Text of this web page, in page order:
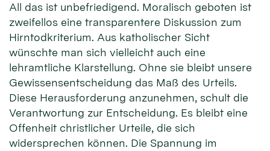
All das ist unbefriedigend. Moralisch geboten ist
zweifellos eine transparentere Diskussion zum
Hirntodkriterium. Aus katholischer Sicht
wünschte man sich vielleicht auch eine
lehramtliche Klarstellung. Ohne sie bleibt unsere
Gewissensentscheidung das Maß des Urteils.
Diese Herausforderung anzunehmen, schult die
Verantwortung zur Entscheidung. Es bleibt eine
Offenheit christlicher Urteile, die sich
widersprechen können. Die Spannung im